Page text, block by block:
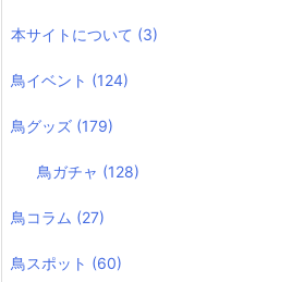
本サイトについて (3)
鳥イベント (124)
鳥グッズ (179)
鳥ガチャ (128)
鳥コラム (27)
鳥スポット (60)